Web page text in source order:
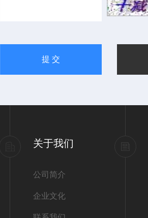
关于我们
公司简介
企业文化